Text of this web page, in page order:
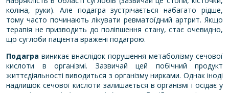
коліна, руки). Але подагра зустрічається набагато рідше,
тому часто починають лікувати ревматоїдний артрит. Якщо
терапія не призводить до поліпшення стану, стає очевидно,
що суглоби пацієнта вражені подагрою.
Подагра виникає внаслідок порушення метаболізму сечової
кислоти в організмі. Зазвичай цей побічний продукт
життєдіяльності виводиться з організму нирками. Однак іноді
надлишок сечової кислоти залишається в організмі і осідає у